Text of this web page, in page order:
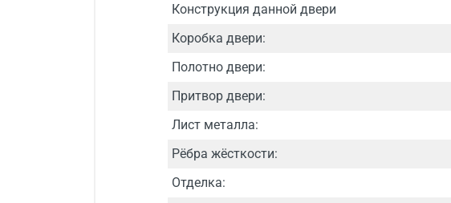
Конструкция данной двери
Коробка двери:
Полотно двери:
Притвор двери:
Лист металла:
Рёбра жёсткости:
Отделка: